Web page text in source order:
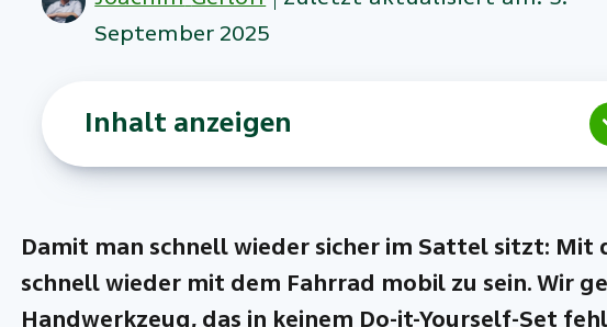
September 2025
Inhalt anzeigen
Damit man schnell wieder sicher im Sattel sitzt:
schnell wieder mit dem Fahrrad mobil zu sein. Wir
Handwerkzeug, das in keinem Do-it-Yourself-Set